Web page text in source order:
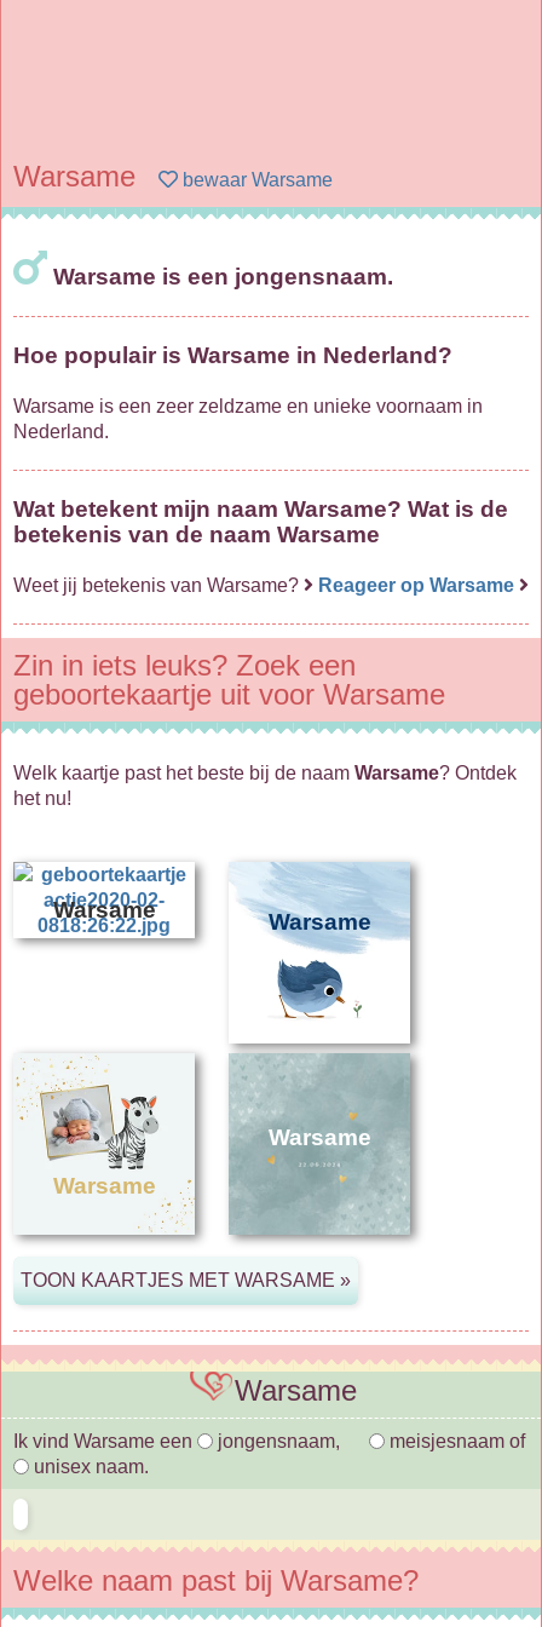
Warsame bewaar Warsame
Warsame is een jongensnaam.
Hoe populair is Warsame in Nederland?
Warsame is een zeer zeldzame en unieke voornaam in
Nederland.
Wat betekent mijn naam Warsame? Wat is de
betekenis van de naam Warsame
Weet jij betekenis van Warsame? Reageer op Warsame
Zin in iets leuks? Zoek een
geboortekaartje uit voor Warsame
Welk kaartje past het beste bij de naam Warsame? Ontdek
het nu!
Warsame Warsame
Warsame
Warsame
Warsame
Ik vind Warsame een jongensnaam,
meisjesnaam of
unisex naam.
Welke naam past bij Warsame?